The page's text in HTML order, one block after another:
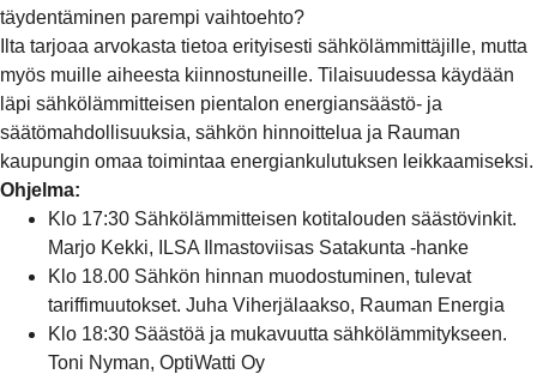
täydentäminen parempi vaihtoehto?
Ilta tarjoaa arvokasta tietoa erityisesti sähkölämmittäjille, mutta
myös muille aiheesta kiinnostuneille. Tilaisuudessa käydään
läpi sähkölämmitteisen pientalon energiansäästö- ja
säätömahdollisuuksia, sähkön hinnoittelua ja Rauman
kaupungin omaa toimintaa energiankulutuksen leikkaamiseksi.
Ohjelma:
Klo 17:30 Sähkölämmitteisen kotitalouden säästövinkit.
Marjo Kekki, ILSA Ilmastoviisas Satakunta -hanke
Klo 18.00 Sähkön hinnan muodostuminen, tulevat
tariffimuutokset. Juha Viherjälaakso, Rauman Energia
Klo 18:30 Säästöä ja mukavuutta sähkölämmitykseen.
Toni Nyman, OptiWatti Oy